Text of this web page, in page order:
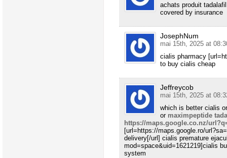
achats produit
covered by insurance
JosephNum
mai 15th, 2025 at
cialis pharmacy
to buy cialis cheap
Jeffreycob
mai 15th, 2025 at
which is better cialis
or maximpeptide
https://maps.google.co.nz/
[url=https://maps.google.ro/
delivery[/url] cialis premature
mod=space&uid=1621219]cialis
system